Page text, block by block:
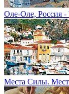
Оле-Оле, Россия
Места Силы.